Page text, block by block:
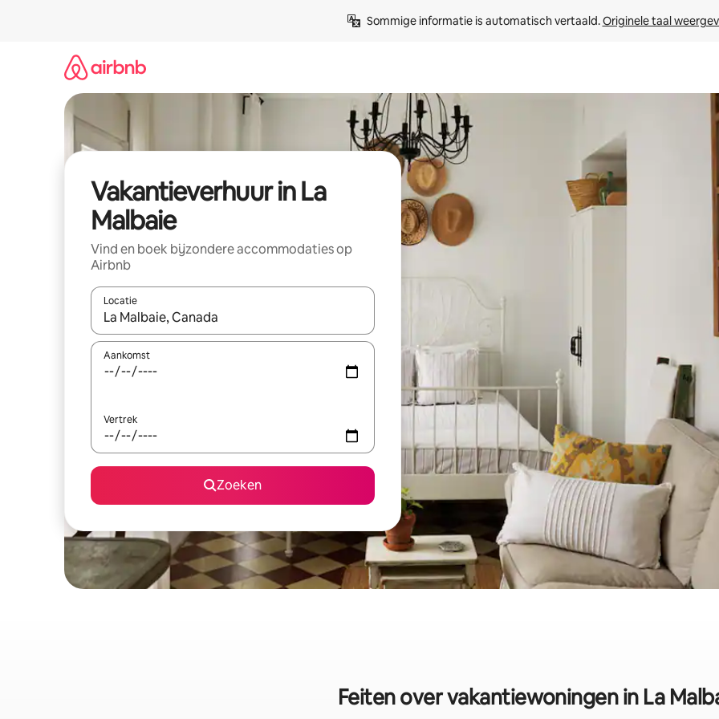
Sommige informatie is automatisch vertaald. Originele taal
Vakantieverhuur in La
Malbaie
Vind en boek bijzondere accommodaties op
Airbnb
Locatie
Wanneer er suggesties beschikbaar zijn, maak je een keuze met je de pijltjestoetsen omhoog en omlaag, óf door te
Aankomst
Vertrek
Zoeken
Feiten over vakantiewoningen in La